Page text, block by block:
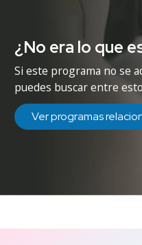
¿No era lo que
Si este programa no se
puedes buscar entre
Ver programas